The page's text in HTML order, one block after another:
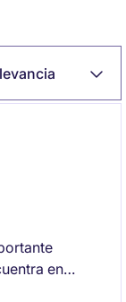
en